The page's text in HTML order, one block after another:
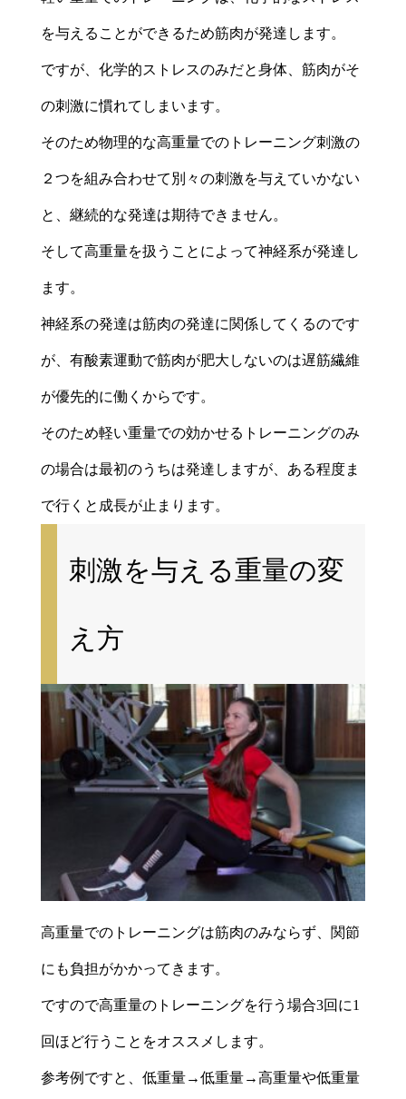
を与えることができるため筋肉が発達します。
ですが、化学的ストレスのみだと身体、筋肉がそ
の刺激に慣れてしまいます。
そのため物理的な高重量でのトレーニング刺激の
２つを組み合わせて別々の刺激を与えていかない
と、継続的な発達は期待できません。
そして高重量を扱うことによって神経系が発達し
ます。
神経系の発達は筋肉の発達に関係してくるのです
が、有酸素運動で筋肉が肥大しないのは遅筋繊維
が優先的に働くからです。
そのため軽い重量での効かせるトレーニングのみ
の場合は最初のうちは発達しますが、ある程度ま
で行くと成長が止まります。
刺激を与える重量の変
え方
高重量でのトレーニングは筋肉のみならず、関節
にも負担がかかってきます。
ですので高重量のトレーニングを行う場合3回に1
回ほど行うことをオススメします。
参考例ですと、低重量→低重量→高重量や低重量